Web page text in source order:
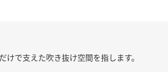
けで支えた吹き抜け空間を指します。